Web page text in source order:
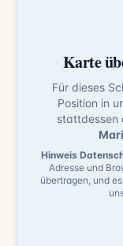
Karte
Für dieses
Position in
stattdessen
Hinweis
Adresse und
übertragen, und